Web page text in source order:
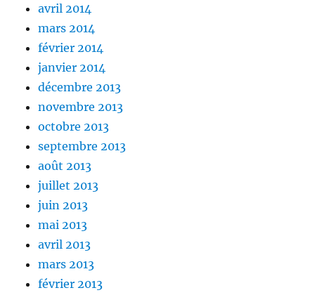
avril 2014
mars 2014
février 2014
janvier 2014
décembre 2013
novembre 2013
octobre 2013
septembre 2013
août 2013
juillet 2013
juin 2013
mai 2013
avril 2013
mars 2013
février 2013